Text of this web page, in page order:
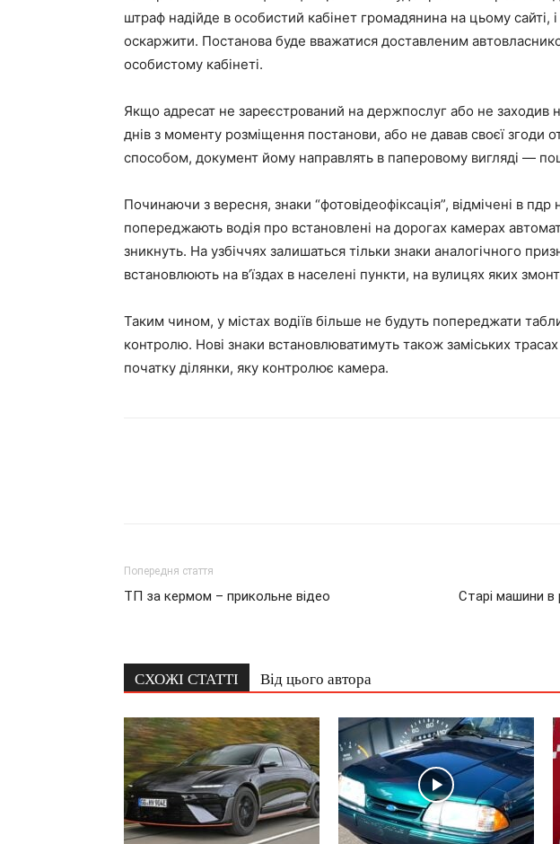
штраф надійде в особистий кабінет громадянина на цьому сайті,
оскаржити. Постанова буде вважатися доставленим
особистому кабінеті.
Якщо адресат не зареєстрований на держпослуг або не заходив
днів з моменту розміщення постанови, або не давав своєї згоди
способом, документ йому направлять в паперовому вигляді —
Починаючи з вересня, знаки “фотовідеофіксація”, відмічені в
попереджають водія про встановлені на дорогах камерах
зникнуть. На узбіччях залишаться тільки знаки аналогічного
встановлюють на в’їздах в населені пункти, на вулицях яких
Таким чином, у містах водіїв більше не будуть попереджати
контролю. Нові знаки встановлюватимуть також заміських
початку ділянки, яку контролює камера.
Попередня стаття
ТП за кермом – прикольне відео
Старі машини в
СХОЖІ СТАТТІ Від цього автора